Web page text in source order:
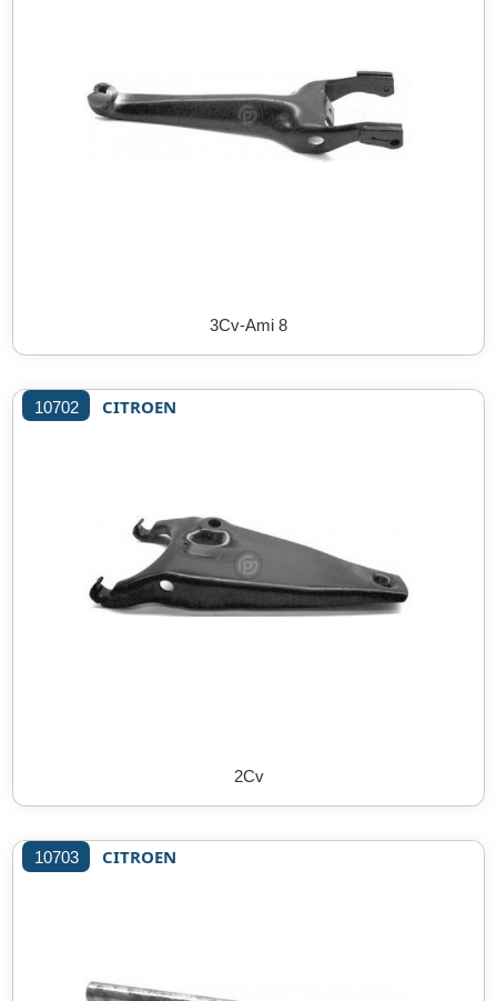
3Cv-Ami 8
10702 CITROEN
2Cv
10703 CITROEN